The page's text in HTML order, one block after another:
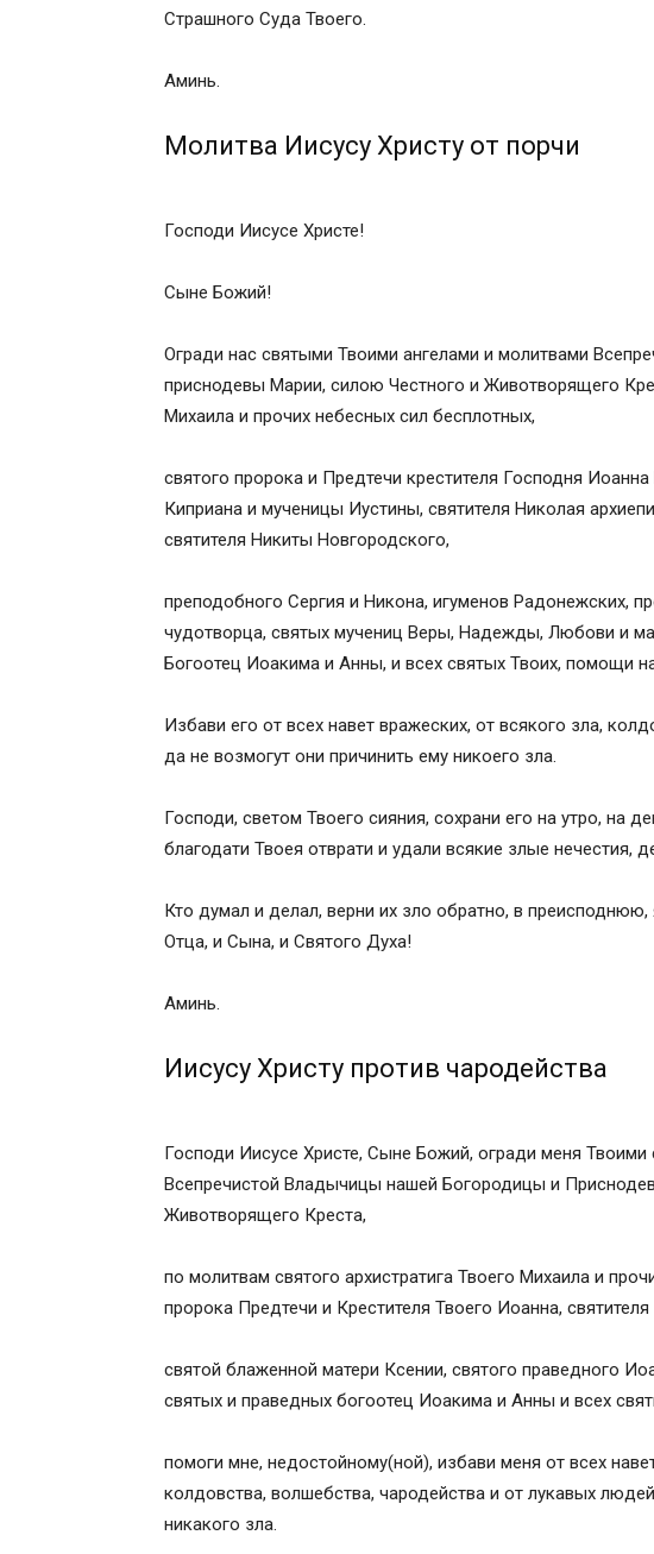
Молитва о защите от нечистой силы.
ангелами и молитвами Всепречистыя Владычицы
Михаила и прочих небесных сил бесплотных, святого
Никиты Новгородского, преподобного Сергия и
Надежды, Любови и матери их Софии, святых и
ее от всех навет вражеских, от всякого зла,
человек, да не возмогут они причинить ей никоего
сияния, сохрани рабу Божию (имя) на утро, на день, на
наущению диавола. Кто думал и делал, на рабу Божию
обратно, в преисподнюю, яко Твое есть Царствие и
Святого Духа! Аминь
Страшного Суда Твоего.
Аминь.
Молитва Иисусу Христу от порчи
Господи Иисусе Христе!
Сыне Божий!
Огради нас святыми Твоими ангелами и молитвами
приснодевы Марии, силою Честного и Животворящего
Михаила и прочих небесных сил бесплотных,
святого пророка и Предтечи крестителя Господня
Киприана и мученицы Иустины, святителя Николая
святителя Никиты Новгородского,
преподобного Сергия и Никона, игуменов Радонежских,
чудотворца, святых мучениц Веры, Надежды, Любови и
Богоотец Иоакима и Анны, и всех святых Твоих, помощи
Избави его от всех навет вражеских, от всякого зла,
да не возмогут они причинить ему никоего зла.
Господи, светом Твоего сияния, сохрани его на утро, на
благодати Твоея отврати и удали всякие злые нечестия,
Кто думал и делал, верни их зло обратно, в
Отца, и Сына, и Святого Духа!
Аминь.
Иисусу Христу против чародейства
Господи Иисусе Христе, Сыне Божий, огради меня Твоими
Всепречистой Владычицы нашей Богородицы и
Животворящего Креста,
по молитвам святого архистратига Твоего Михаила и
пророка Предтечи и Крестителя Твоего Иоанна,
святой блаженной матери Ксении, святого праведного
святых и праведных богоотец Иоакима и Анны и всех
помоги мне, недостойному(ной), избави меня от всех
колдовства, волшебства, чародейства и от лукавых
никакого зла.